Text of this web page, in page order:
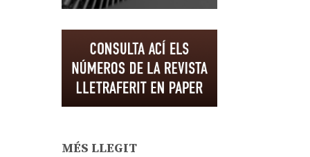
MÉS LLEGIT